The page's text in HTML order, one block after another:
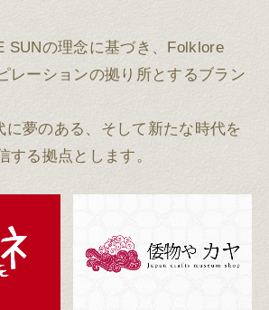
SUNの理念に基づき、Folklore
レーションの拠り所とするブラン
に夢のある、そして新たな時代を
する拠点とします。